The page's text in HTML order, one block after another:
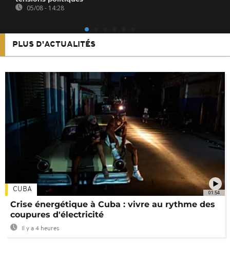
05/08 - 14:28
PLUS D'ACTUALITÉS
01:54
CUBA
Crise énergétique à Cuba : vivre au rythme des
coupures d'électricité
Il y a 4 heures